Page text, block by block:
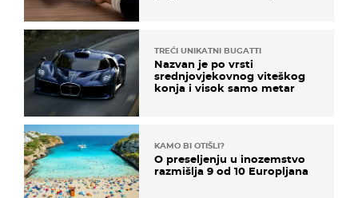
TREĆI UNIKATNI BUGATTI
Nazvan je po vrsti
srednjovjekovnog viteškog
konja i visok samo metar
KAMO BI OTIŠLI?
O preseljenju u inozemstvo
razmišlja 9 od 10 Europljana